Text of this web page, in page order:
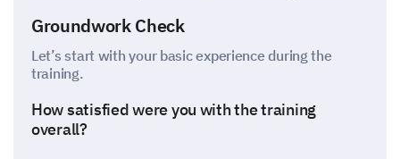
Groundwork Check
Let’s start with your basic experience during the
training.
How satisfied were you with the training
overall?